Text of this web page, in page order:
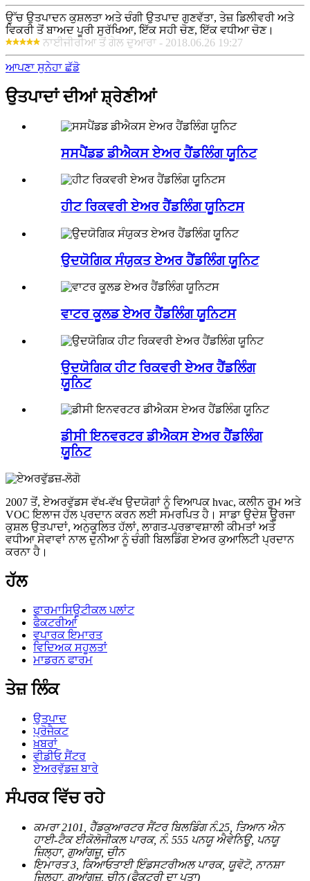
ਉੱਚ ਉਤਪਾਦਨ ਕੁਸ਼ਲਤਾ ਅਤੇ ਚੰਗੀ ਉਤਪਾਦ ਗੁਣਵੱਤਾ, ਤੇਜ਼ ਡਿਲੀਵਰੀ ਅਤੇ
ਵਿਕਰੀ ਤੋਂ ਬਾਅਦ ਪੂਰੀ ਸੁਰੱਖਿਆ, ਇੱਕ ਸਹੀ ਚੋਣ, ਇੱਕ ਵਧੀਆ ਚੋਣ।
ਨਾਈਜੀਰੀਆ ਤੋਂ ਗੇਲ ਦੁਆਰਾ - 2018.06.26 19:27
ਆਪਣਾ ਸੁਨੇਹਾ ਛੱਡੋ
ਉਤਪਾਦਾਂ ਦੀਆਂ ਸ਼੍ਰੇਣੀਆਂ
ਸਸਪੈਂਡਡ ਡੀਐਕਸ ਏਅਰ ਹੈਂਡਲਿੰਗ ਯੂਨਿਟ
ਹੀਟ ਰਿਕਵਰੀ ਏਅਰ ਹੈਂਡਲਿੰਗ ਯੂਨਿਟਸ
ਉਦਯੋਗਿਕ ਸੰਯੁਕਤ ਏਅਰ ਹੈਂਡਲਿੰਗ ਯੂਨਿਟ
ਵਾਟਰ ਕੂਲਡ ਏਅਰ ਹੈਂਡਲਿੰਗ ਯੂਨਿਟਸ
ਉਦਯੋਗਿਕ ਹੀਟ ਰਿਕਵਰੀ ਏਅਰ ਹੈਂਡਲਿੰਗ
ਯੂਨਿਟ
ਡੀਸੀ ਇਨਵਰਟਰ ਡੀਐਕਸ ਏਅਰ ਹੈਂਡਲਿੰਗ
ਯੂਨਿਟ
2007 ਤੋਂ, ਏਅਰਵੁੱਡਸ ਵੱਖ-ਵੱਖ ਉਦਯੋਗਾਂ ਨੂੰ ਵਿਆਪਕ hvac, ਕਲੀਨ ਰੂਮ ਅਤੇ
VOC ਇਲਾਜ ਹੱਲ ਪ੍ਰਦਾਨ ਕਰਨ ਲਈ ਸਮਰਪਿਤ ਹੈ। ਸਾਡਾ ਉਦੇਸ਼ ਊਰਜਾ
ਕੁਸ਼ਲ ਉਤਪਾਦਾਂ, ਅਨੁਕੂਲਿਤ ਹੱਲਾਂ, ਲਾਗਤ-ਪ੍ਰਭਾਵਸ਼ਾਲੀ ਕੀਮਤਾਂ ਅਤੇ
ਵਧੀਆ ਸੇਵਾਵਾਂ ਨਾਲ ਦੁਨੀਆ ਨੂੰ ਚੰਗੀ ਬਿਲਡਿੰਗ ਏਅਰ ਕੁਆਲਿਟੀ ਪ੍ਰਦਾਨ
ਕਰਨਾ ਹੈ।
ਹੱਲ
ਫਾਰਮਾਸਿਊਟੀਕਲ ਪਲਾਂਟ
ਫੈਕਟਰੀਆਂ
ਵਪਾਰਕ ਇਮਾਰਤ
ਵਿਦਿਅਕ ਸਹੂਲਤਾਂ
ਮਾਡਰਨ ਫਾਰਮ
ਤੇਜ਼ ਲਿੰਕ
ਉਤਪਾਦ
ਪ੍ਰੋਜੈਕਟ
ਖ਼ਬਰਾਂ
ਵੀਡੀਓ ਸੈਂਟਰ
ਏਅਰਵੁੱਡਜ਼ ਬਾਰੇ
ਸੰਪਰਕ ਵਿੱਚ ਰਹੇ
ਕਮਰਾ 2101, ਹੈੱਡਕੁਆਰਟਰ ਸੈਂਟਰ ਬਿਲਡਿੰਗ ਨੰ.25, ਤਿਆਨ ਐਨ
ਹਾਈ-ਟੈਕ ਈਕੋਲੋਜੀਕਲ ਪਾਰਕ, ​​ਨੰ. 555 ਪਨਯੂ ਐਵੇਨਿਊ, ਪਨਯੂ
ਜ਼ਿਲ੍ਹਾ, ਗੁਆਂਗਜ਼ੂ, ਚੀਨ
ਇਮਾਰਤ 3, ਕਿਆਓਤਾਈ ਇੰਡਸਟਰੀਅਲ ਪਾਰਕ, ​​ਯੂਵੋਟੋ, ਨਾਨਸ਼ਾ
ਜ਼ਿਲ੍ਹਾ, ਗੁਆਂਗਜ਼ੂ, ਚੀਨ (ਫੈਕਟਰੀ ਦਾ ਪਤਾ)